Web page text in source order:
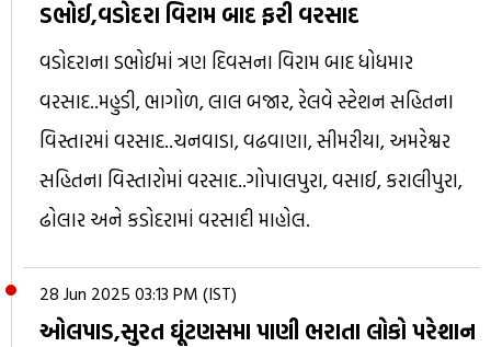
ડભોઈ,વડોદરા વિરામ બાદ ફરી વરસાદ
વડોદરાના ડભોઈમાં ત્રણ દિવસના વિરામ બાદ ધોધમાર
વરસાદ..મહુડી, ભાગોળ, લાલ બજાર, રેલવે સ્ટેશન સહિતના
વિસ્તારમાં વરસાદ..ચનવાડા, વઢવાણા, સીમરીયા, અમરેશ્વર
સહિતના વિસ્તારોમાં વરસાદ..ગોપાલપુરા, વસાઈ, કરાલીપુરા,
ઢોલાર અને કડોદરામાં વરસાદી માહોલ.
28 Jun 2025 03:13 PM (IST)
ઓલપાડ,સુરત ઘૂંટણસમા પાણી ભરાતા લોકો પરેશાન